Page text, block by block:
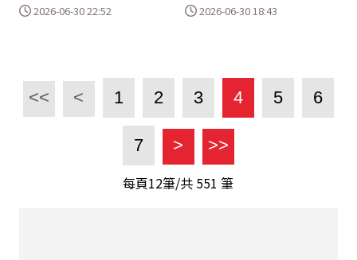
2026-06-30 22:52 2026-06-30 18:43
<< < 1 2 3 4 5 6
7 > >>
每頁12筆/共 551 筆